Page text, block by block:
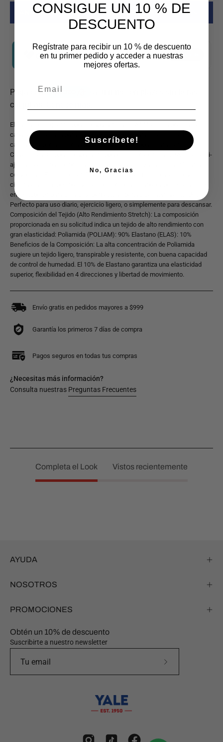
cantidad
cantidad
AÑADIR AL CARRITO $ 594.30 MXN $ 849.00 MXN
El Pantalón Jogger Supply Company Slim Fit A444 es una prenda de
caballero diseñada para la comodidad, ideal para un estilo de vida
casual o deportivo. Forma parte de la línea "Supply". Características
Clave: Línea: Supply Company (Supply). Fit (Corte): Slim Fit (Ajuste semi-
ajustado/entubado), brindando una silueta estilizada sin sacrificar la
comodidad. Estilo: Jogger. Cuenta con detalles funcionales como
cintura elástica (posiblemente con cordón ajustable) y puños elásticos
en los tobillos para un ajuste perfecto y libertad de movimiento. Uso:
Perfecto para uso diario, ejercicio ligero, o simplemente para descansar.
Composición del Tejido (Alto Rendimiento Stretch): La composición
proporcionada en su solicitud indica un tejido de alto rendimiento con
gran elasticidad: Poliamida (POLIAM): 90% Elastano (ELAS): 10%
Beneficios de la Composición: La alta concentración de Poliamida
sugiere un tejido ligero, transpirable y resistente, con buena capacidad
de control de humedad. El 10% de Elastano garantiza una elasticidad
superior, flexibilidad en 4 direcciones y libertad de movimiento.
Envío gratis en pedidos mayores a $999
Garantía los primeros 7 días de compra
Pagos seguros en todas tus compras
¿Necesitas más información?
Consulta nuestras Preguntas Frecuentes
Completa el Look Vistos recientemente
AYUDA
NOSOTROS
PROMOCIONES
Obtén un 10% de descuento
Suscribirte a nuestro newsletter
CONSIGUE UN 10 % DE
DESCUENTO
Regístrate para recibir un 10 % de descuento
en tu primer pedido y acceder a nuestras
mejores ofertas.
Suscríbete!
No, Gracias